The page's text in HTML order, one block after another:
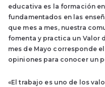
educativa es la formación
fundamentados en las
que mes a mes, nuestra
fomenta y practica un Valor
mes de Mayo corresponde
opiniones para conocer un
«El trabajo es uno de los